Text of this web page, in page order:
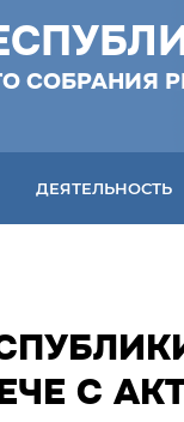
СОБРАНИЯ
ДЕЯТЕЛЬНОСТЬ
С